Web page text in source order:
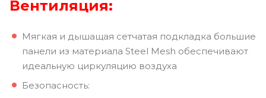
Вентиляция:
Мягкая и дышащая сетчатая подкладка большие
панели из материала Steel Mesh обеспечивают
идеальную циркуляцию воздуха
Безопасность: